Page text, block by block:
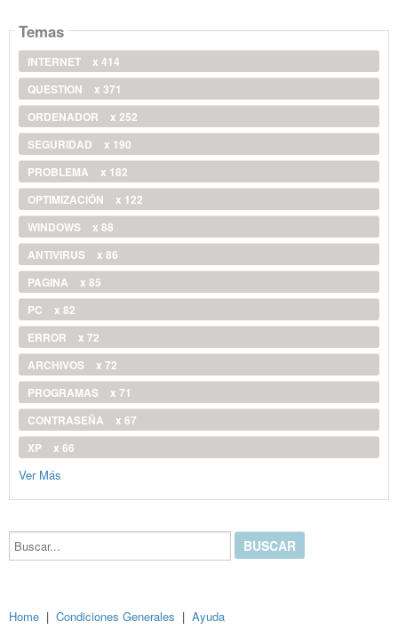
Temas
INTERNET
x 414
QUESTION
x 371
ORDENADOR
x 252
SEGURIDAD
x 190
PROBLEMA
x 182
OPTIMIZACIÓN
x 122
WINDOWS
x 88
ANTIVIRUS
x 86
PAGINA
x 85
PC
x 82
ERROR
x 72
ARCHIVOS
x 72
PROGRAMAS
x 71
CONTRASEÑA
x 67
XP
x 66
Ver Más
Buscar...
Home | Condiciones Generales | Ayuda